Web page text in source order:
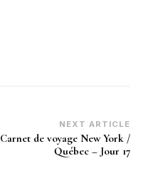
NEXT ARTICLE
Carnet de voyage New York /
Québec – Jour 17